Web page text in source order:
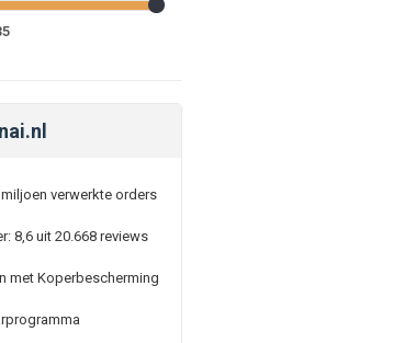
verwerkte orders
8,6 uit 20.668 reviews
met Koperbescherming